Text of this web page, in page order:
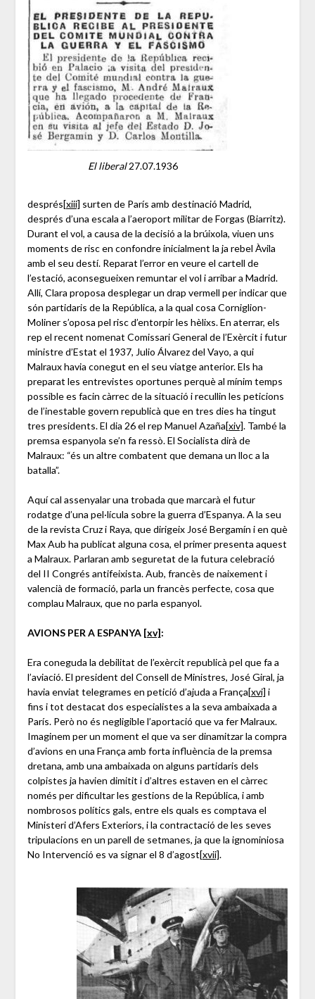
El liberal27.07.1936
després[xiii] surten de París amb destinació Madrid,
després d’una escala a l’aeroport militar de Forgas (Biarritz).
Durant el vol, a causa de la decisió a la brúixola, viuen uns
moments de risc en confondre inicialment la ja rebel Àvila
amb el seu destí. Reparat l’error en veure el cartell de
l’estació, aconsegueixen remuntar el vol i arribar a Madrid.
Allí, Clara proposa desplegar un drap vermell per indicar que
són partidaris de la República, a la qual cosa Corniglion-
Moliner s’oposa pel risc d’entorpir les hèlixs. En aterrar, els
rep el recent nomenat Comissari General de l’Exèrcit i futur
ministre d’Estat el 1937, Julio Álvarez del Vayo, a qui
Malraux havia conegut en el seu viatge anterior. Els ha
preparat les entrevistes oportunes perquè al mínim temps
possible es facin càrrec de la situació i recullin les peticions
de l’inestable govern republicà que en tres dies ha tingut
tres presidents. El dia 26 el rep Manuel Azaña[xiv]. També la
premsa espanyola se’n fa ressò. El Socialista dirà de
Malraux: “és un altre combatent que demana un lloc a la
batalla”.
Aquí cal assenyalar una trobada que marcarà el futur
rodatge d’una pel·lícula sobre la guerra d’Espanya. A la seu
de la revista Cruz i Raya, que dirigeix ​​José Bergamín i en què
Max Aub ha publicat alguna cosa, el primer presenta aquest
a Malraux. Parlaran amb seguretat de la futura celebració
del II Congrés antifeixista. Aub, francès de naixement i
valencià de formació, parla un francès perfecte, cosa que
complau Malraux, que no parla espanyol.
AVIONS PER A ESPANYA [xv]:
Era coneguda la debilitat de l’exèrcit republicà pel que fa a
l’aviació. El president del Consell de Ministres, José Giral, ja
havia enviat telegrames en petició d’ajuda a França[xvi] i
fins i tot destacat dos especialistes a la seva ambaixada a
París. Però no és negligible l’aportació que va fer Malraux.
Imaginem per un moment el que va ser dinamitzar la compra
d’avions en una França amb forta influència de la premsa
dretana, amb una ambaixada on alguns partidaris dels
colpistes ja havien dimitit i d’altres estaven en el càrrec
només per dificultar les gestions de la República, i amb
nombrosos polítics gals, entre els quals es comptava el
Ministeri d’Afers Exteriors, i la contractació de les seves
tripulacions en un parell de setmanes, ja que la ignominiosa
No Intervenció es va signar el 8 d’agost[xvii].